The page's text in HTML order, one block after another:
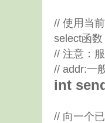
// 使用当
select函数
// 注意：
// addr:一
int
// 向一个